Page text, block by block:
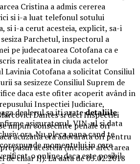
Cristina a admis cererea
si i-a luat telefonul sotului
si i-a cerut acesteia, explicit, sa-i
Parchetul, inspectorul a
pe judecatoarea Cotofana ca e
realitatea in ciuda actelor
Lavinia Cotofana a solicitat Consiliul
sa sesizeze Consiliul Suprem de
daca este ofiter acoperit având in
Inspectiei Judiciare,
Dantes si deci Inspectiei
impun consecinte penale ori
acuzatia era adevarata ori pentru
acesteia (inclusiv afectarea
chiar IJ). La data de 05.02.2018
dealerul sa iti aratedetaliile
asiguratorul, VIN-ul si data
ora. Nu pleca pana cand te
momentului in care
o online, daca este posibil.